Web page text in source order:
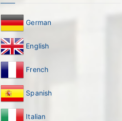
German
English
French
Spanish
Italian